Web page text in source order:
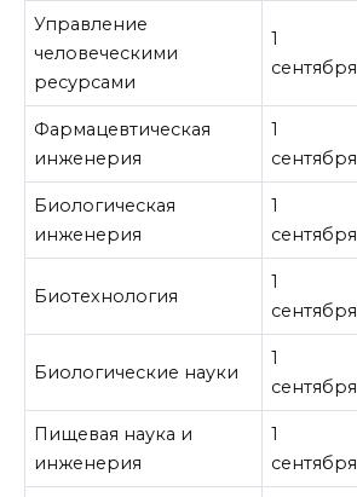
Управление
человеческими
ресурсами
1
сентября
Фармацевтическая
инженерия
1
сентября
Биологическая
инженерия
1
сентября
Биотехнология
1
сентября
Биологические науки
1
сентября
Пищевая наука и
инженерия
1
сентября